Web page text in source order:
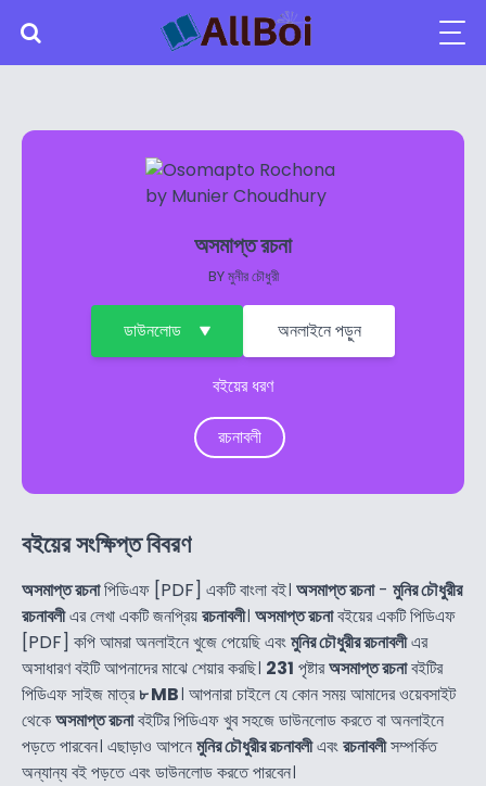
অসমাপ্ত রচনা
BYমুনীর চৌধুরী
ডাউনলোড অনলাইনে পড়ুন
বইয়ের ধরণ
রচনাবলী
বইয়ের সংক্ষিপ্ত বিবরণ
অসমাপ্ত রচনাপিডিএফ [PDF] একটি বাংলা বই। অসমাপ্ত রচনা- মুনির চৌধুরীর
রচনাবলীএর লেখা একটি জনপ্রিয়রচনাবলী। অসমাপ্ত রচনাবইয়ের একটি পিডিএফ
[PDF] কপি আমরা অনলাইনে খুজে পেয়েছি এবংমুনির চৌধুরীর রচনাবলীএর
অসাধারণ বইটি আপনাদের মাঝে শেয়ার করছি। 231 পৃষ্টারঅসমাপ্ত রচনাবইটির
পিডিএফ সাইজ মাত্র৮ MB। আপনারা চাইলে যে কোন সময় আমাদের ওয়েবসাইট
থেকেঅসমাপ্ত রচনাবইটির পিডিএফ খুব সহজে ডাউনলোড করতে বা অনলাইনে
পড়তে পারবেন। এছাড়াও আপনেমুনির চৌধুরীর রচনাবলীএবংরচনাবলীসম্পর্কিত
অন্যান্য বই পড়তে এবং ডাউনলোড করতে পারবেন।